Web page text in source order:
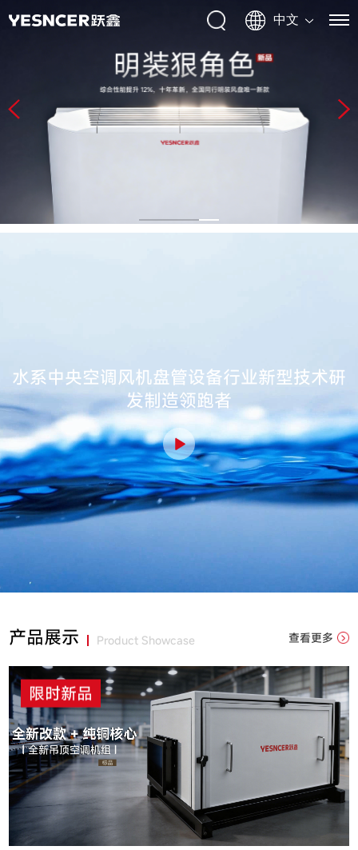
水系中央空调风机盘管设备行业新型技术研
发制造领跑者
产品展示 Product Showcase 查看更多
限时新品